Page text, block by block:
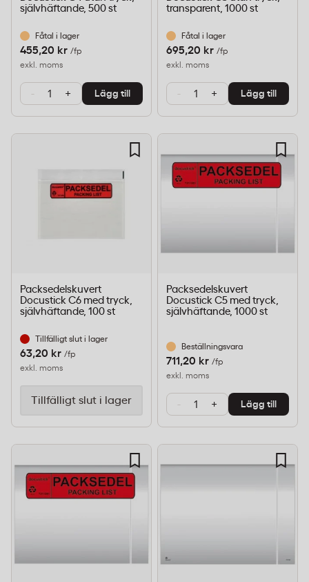
självhäftande, 500 st
Fåtal i lager
455,20 kr /fp
exkl. moms
- + Lägg till
transparent, 1000 st
Fåtal i lager
695,20 kr /fp
exkl. moms
- + Lägg till
Packsedelskuvert
Docustick C6 med tryck,
självhäftande, 100 st
Tillfälligt slut i lager
63,20 kr /fp
exkl. moms
Tillfälligt slut i lager
Packsedelskuvert
Docustick C5 med tryck,
självhäftande, 1000 st
Beställningsvara
711,20 kr /fp
exkl. moms
- + Lägg till